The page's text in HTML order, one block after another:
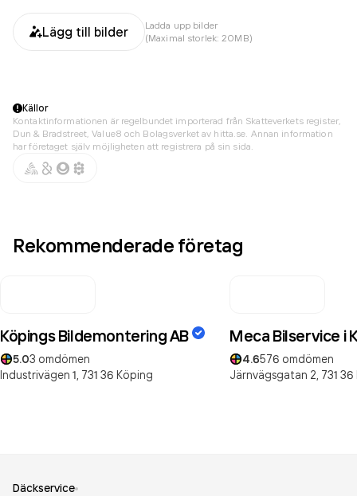
Lägg till bilder
Ladda upp bilder
(Maximal storlek: 20MB)
Källor
Kontaktinformationen är regelbundet importerad från Skatteverkets register,
Dun & Bradstreet, Value8 och Bolagsverket av hitta.se. Annan information
har företaget själv möjligheten att registrera på sin sida.
Rekommenderade företag
Köpings Bildemontering AB
5.03 omdömen
Industrivägen 1, 731 36 Köping
Meca Bilservice i
4.6576 omdömen
Järnvägsgatan 2, 731 36
Däckservice